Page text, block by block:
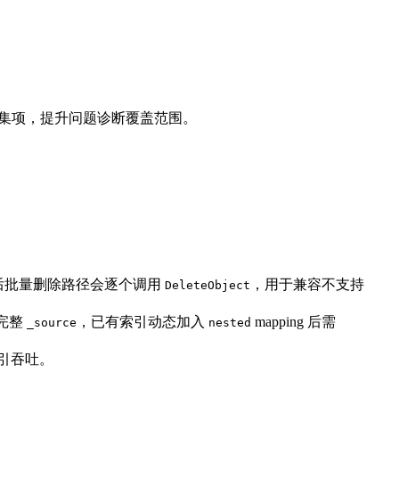
，提升问题诊断覆盖范围。
批量删除路径会逐个调用 DeleteObject ，用于兼容不支持
整 _source ，已有索引动态加入 nested mapping 后需
吞吐。